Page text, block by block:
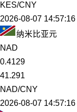
KES/CNY
2026-08-07 14:57:16
纳米比亚元
NAD
0.4129
41.291
NAD/CNY
2026-08-07 14:57:16